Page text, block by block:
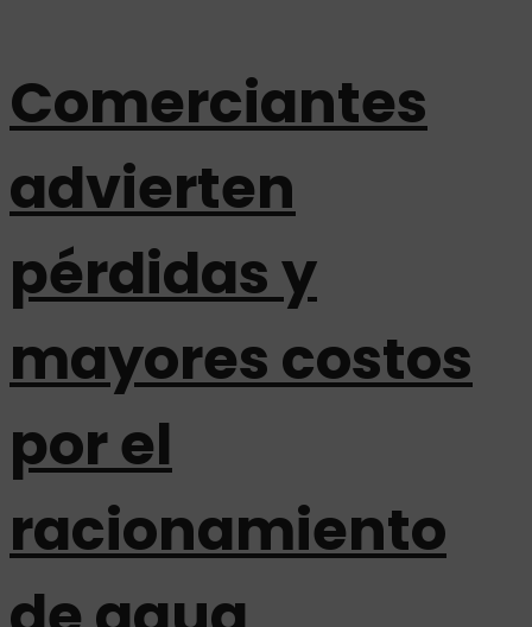
Comerciantes
advierten
pérdidas y
mayores costos
por el
racionamiento